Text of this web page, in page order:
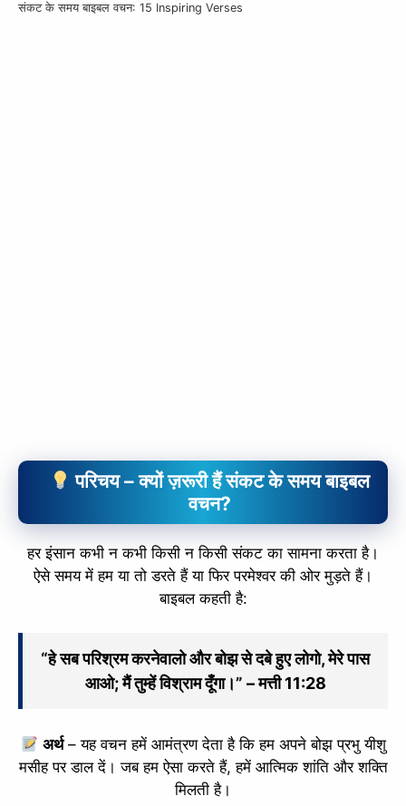
संकट के समय बाइबल वचन: 15 Inspiring Verses
परिचय – क्यों ज़रूरी हैं संकट के समय बाइबल
वचन?
हर इंसान कभी न कभी किसी न किसी संकट का सामना करता है।
ऐसे समय में हम या तो डरते हैं या फिर परमेश्वर की ओर मुड़ते हैं।
बाइबल कहती है:
“हे सब परिश्रम करनेवालो और बोझ से दबे हुए लोगो, मेरे पास
आओ; मैं तुम्हें विश्राम दूँगा।” – मत्ती 11:28
अर्थ– यह वचन हमें आमंत्रण देता है कि हम अपने बोझ प्रभु यीशु
मसीह पर डाल दें। जब हम ऐसा करते हैं, हमें आत्मिक शांति और शक्ति
मिलती है।